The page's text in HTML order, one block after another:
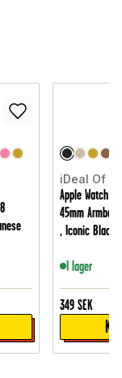
iDeal Of
Apple Watch
45mm
, Iconic Black
I lager
349 SEK